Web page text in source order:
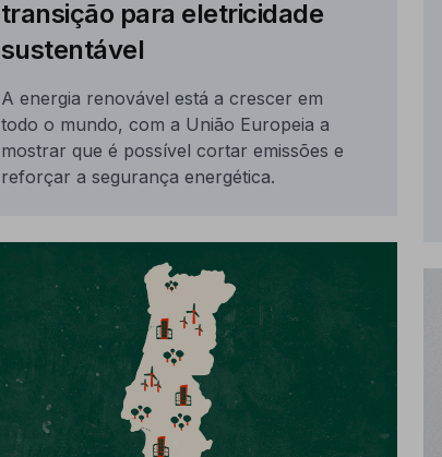
transição para eletricidade
sustentável
A energia renovável está a crescer em
todo o mundo, com a União Europeia a
mostrar que é possível cortar emissões e
reforçar a segurança energética.